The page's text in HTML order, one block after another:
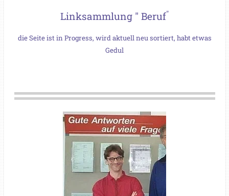
Linksammlung " Beruf"
die Seite ist in Progress, wird aktuell neu sortiert, habt etwas
Gedul